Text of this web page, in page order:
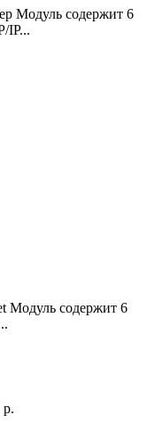
Модуль содержит 6
IP...
Модуль содержит 6
р.